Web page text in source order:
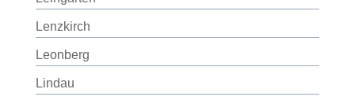
Lenzkirch
Leonberg
Lindau